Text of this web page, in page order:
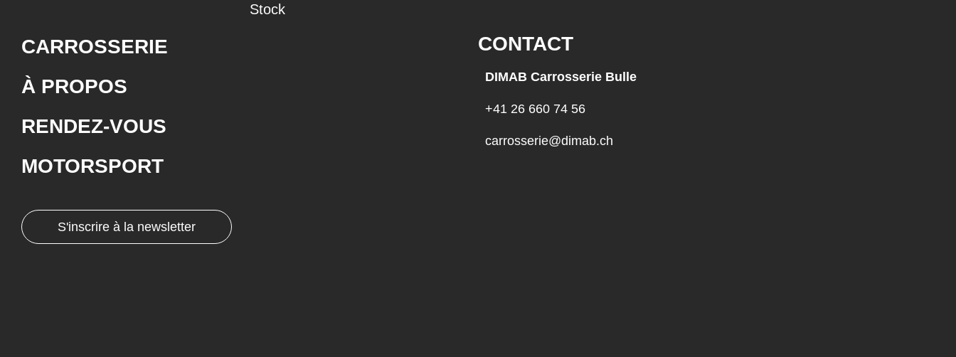
Stock
CARROSSERIE
À PROPOS
RENDEZ-VOUS
MOTORSPORT
CONTACT
DIMAB Carrosserie Bulle
+41 26 660 74 56
carrosserie@dimab.ch
S'inscrire à la newsletter